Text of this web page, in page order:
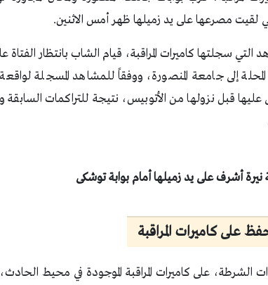
لقيت مصرعها على يد زميلها ظهر أمس الاثنين.
التي سجلتها كاميرات المراقبة، قيام الشاب بانتظار
إلى جامعة المنصورة، ووفقاً للمشاهد المسجلة
عليها قبل نزولها من الأتوبيس، نتيجة للتراكمات
نيرة أشرف على يد زميلها أمام بوابة توشكى
على كاميرات المراقبة
الشرطة، على كاميرات المراقبة الموجودة في محيط